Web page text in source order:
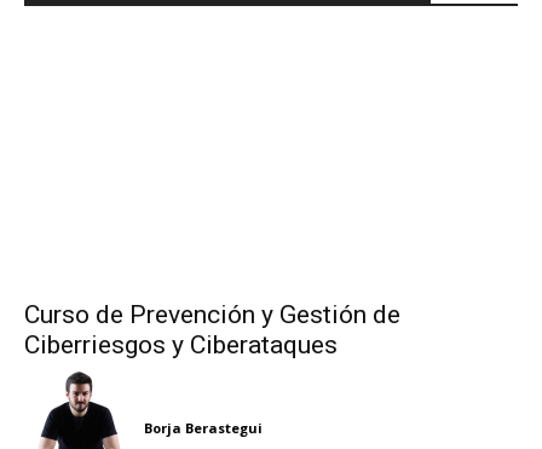
Curso de Prevención y Gestión de
Ciberriesgos y Ciberataques
Borja Berastegui